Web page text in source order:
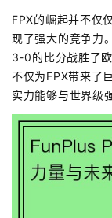
FPX的崛起并不仅
现了强大的竞争力
3-0的比分战胜了
不仅为FPX带来了
实力能够与世界级